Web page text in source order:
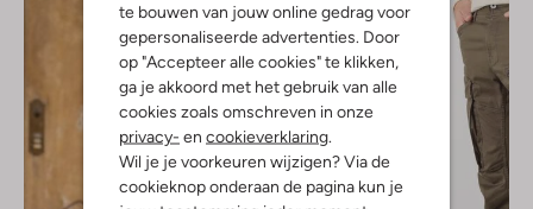
te bouwen van jouw online gedrag voor
gepersonaliseerde advertenties. Door
op "Accepteer alle cookies" te klikken,
ga je akkoord met het gebruik van alle
cookies zoals omschreven in onze
privacy- en cookieverklaring
Wil je je voorkeuren wijzigen? Via de
cookieknop onderaan de pagina kun je